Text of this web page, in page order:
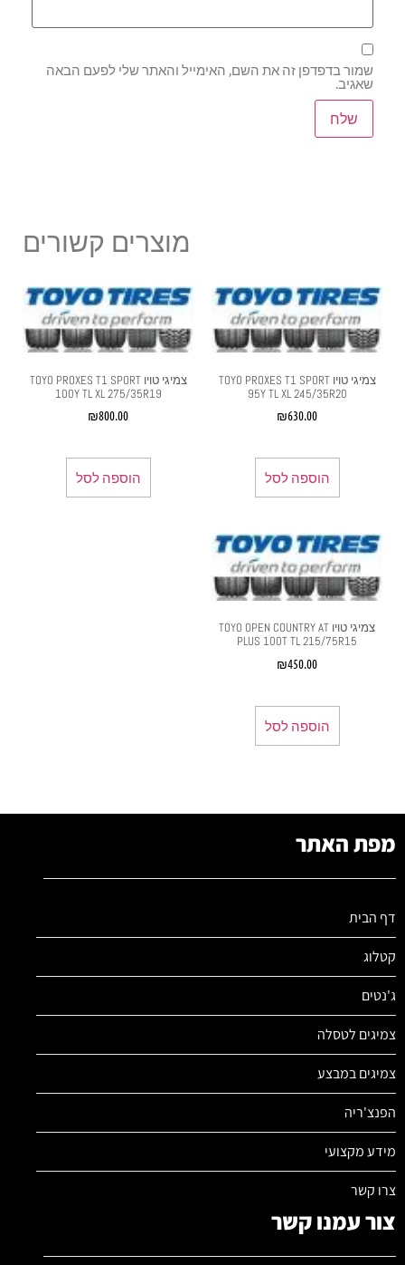
שמור בדפדפן זה את השם, האימייל והאתר שלי לפעם הבאה
שאגיב.
מוצרים קשורים
צמיגי טויו TOYO PROXES T1 SPORT
95Y TL XL 245/35R20
₪630.00
הוספה לסל
צמיגי טויו TOYO PROXES T1 SPORT
100Y TL XL 275/35R19
₪800.00
הוספה לסל
צמיגי טויו TOYO OPEN COUNTRY AT
PLUS 100T TL 215/75R15
₪450.00
הוספה לסל
מפת האתר
דף הבית
קטלוג
ג'נטים
צמיגים לטסלה
צמיגים במבצע
הפנצ'ריה
מידע מקצועי
צרו קשר
צור עמנו קשר